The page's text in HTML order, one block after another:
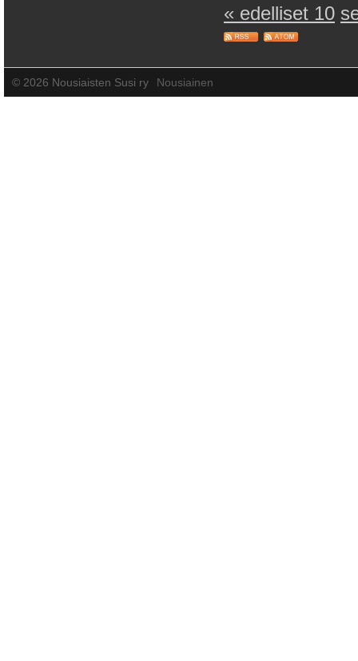
« edelliset 10
© 2026 Nousiaisten Susi ry Nousiainen